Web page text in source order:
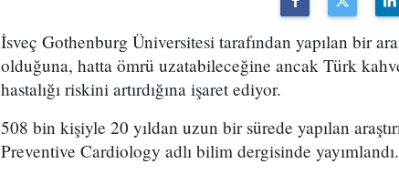
İsveç Gothenburg Üniversitesi tarafından yapılan bir
olduğuna, hatta ömrü uzatabileceğine ancak Türk
hastalığı riskini artırdığına işaret ediyor.
508 bin kişiyle 20 yıldan uzun bir sürede yapılan
Preventive Cardiology adlı bilim dergisinde yayımlandı.